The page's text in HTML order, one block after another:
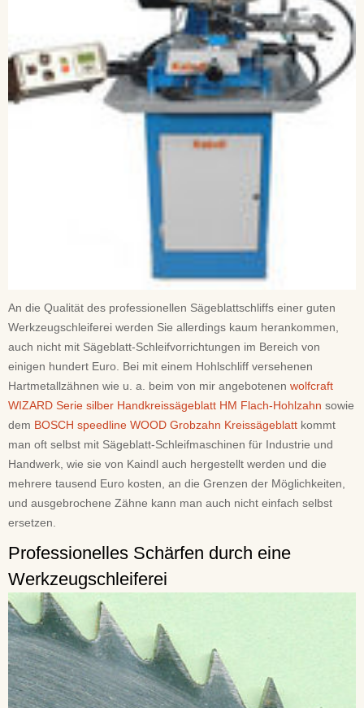
An die Qualität des professionellen Sägeblattschliffs einer guten
Werkzeugschleiferei werden Sie allerdings kaum herankommen,
auch nicht mit Sägeblatt-Schleifvorrichtungen im Bereich von
einigen hundert Euro. Bei mit einem Hohlschliff versehenen
Hartmetallzähnen wie u. a. beim von mir angebotenen wolfcraft
WIZARD Serie silber Handkreissägeblatt HM Flach-Hohlzahn sowie
dem BOSCH speedline WOOD Grobzahn Kreissägeblatt kommt
man oft selbst mit Sägeblatt-Schleifmaschinen für Industrie und
Handwerk, wie sie von Kaindl auch hergestellt werden und die
mehrere tausend Euro kosten, an die Grenzen der Möglichkeiten,
und ausgebrochene Zähne kann man auch nicht einfach selbst
ersetzen.
Professionelles Schärfen durch eine
Werkzeugschleiferei